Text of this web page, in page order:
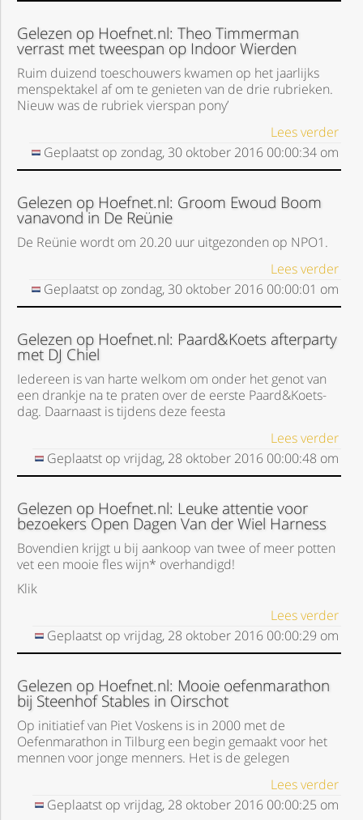
Gelezen op Hoefnet.nl: Theo Timmerman
verrast met tweespan op Indoor Wierden
Ruim duizend toeschouwers kwamen op het jaarlijks
menspektakel af om te genieten van de drie rubrieken.
Nieuw was de rubriek vierspan pony’
Lees verder
Geplaatst op zondag, 30 oktober 2016 00:00:34om
Gelezen op Hoefnet.nl: Groom Ewoud Boom
vanavond in De Reünie
De Reünie wordt om 20.20 uur uitgezonden op NPO1.
Lees verder
Geplaatst op zondag, 30 oktober 2016 00:00:01 om
Gelezen op Hoefnet.nl: Paard&Koets afterparty
met DJ Chiel
Iedereen is van harte welkom om onder het genot van
een drankje na te praten over de eerste Paard&Koets-
dag. Daarnaast is tijdens deze feesta
Lees verder
Geplaatst op vrijdag, 28 oktober 2016 00:00:48 om
Gelezen op Hoefnet.nl: Leuke attentie voor
bezoekers Open Dagen Van der Wiel Harness
Bovendien krijgt u bij aankoop van twee of meer potten
vet een mooie fles wijn* overhandigd!
Klik
Lees verder
Geplaatst op vrijdag, 28 oktober 2016 00:00:29 om
Gelezen op Hoefnet.nl: Mooie oefenmarathon
bij Steenhof Stables in Oirschot
Op initiatief van Piet Voskens is in 2000 met de
Oefenmarathon in Tilburg een begin gemaakt voor het
mennen voor jonge menners. Het is de gelegen
Lees verder
Geplaatst op vrijdag, 28 oktober 2016 00:00:25 om